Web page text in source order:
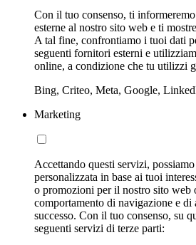
Con il tuo consenso, ti
esterne al nostro sito web e ti
A tal fine, confrontiamo i tuoi dati
seguenti fornitori esterni e
online, a condizione che tu utilizzi
Bing, Criteo, Meta, Google,
Marketing
Accettando questi servizi,
personalizzata in base ai tuoi
o promozioni per il nostro sito web
comportamento di navigazione e di
successo. Con il tuo consenso, su
seguenti servizi di terze parti: